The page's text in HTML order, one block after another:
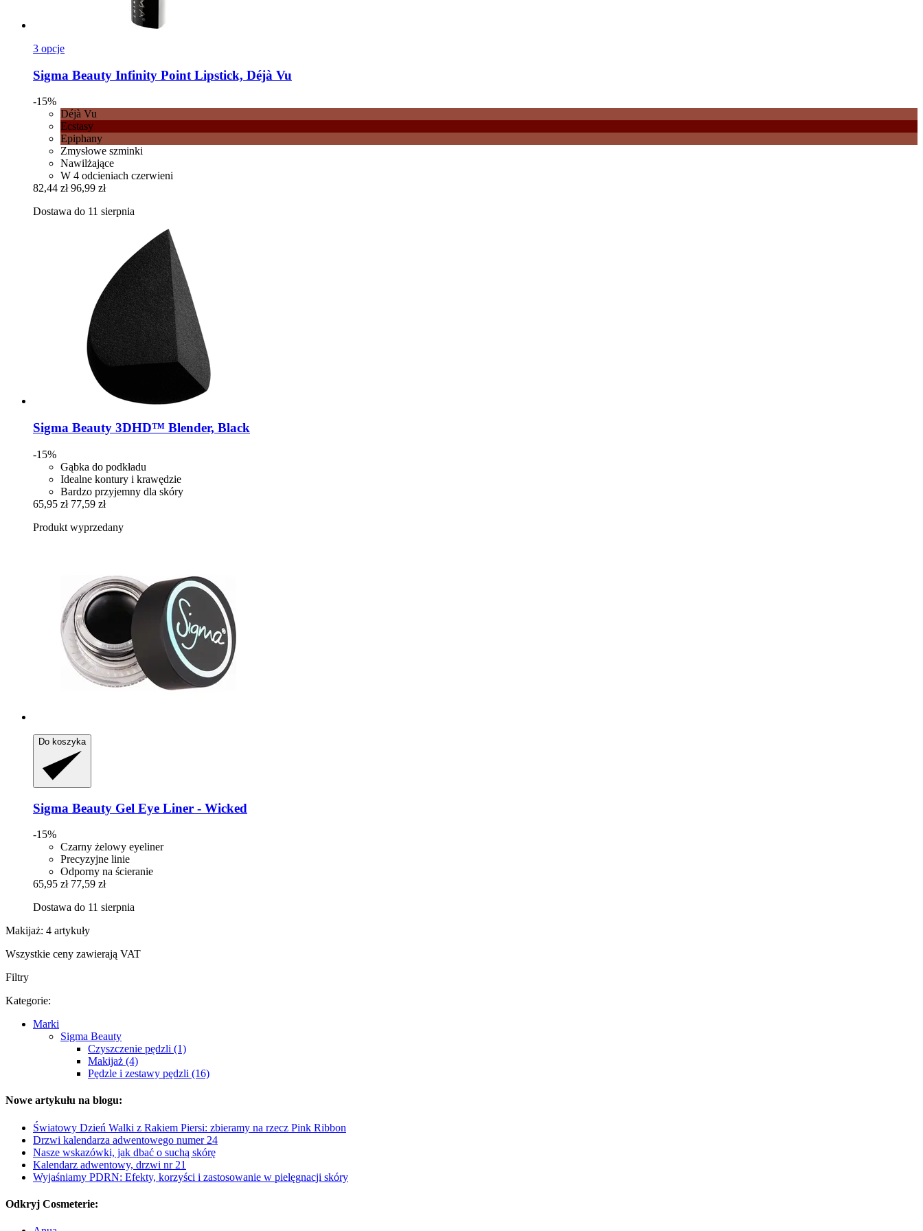
3 opcje
Sigma Beauty Infinity Point Lipstick, Déjà Vu
-15%
Déjà Vu
Ecstasy
Epiphany
Zmysłowe szminki
Nawilżające
W 4 odcieniach czerwieni
82,44 zł 96,99 zł
Dostawa do 11 sierpnia
Sigma Beauty 3DHD™ Blender, Black
-15%
Gąbka do podkładu
Idealne kontury i krawędzie
Bardzo przyjemny dla skóry
65,95 zł 77,59 zł
Produkt wyprzedany
Do koszyka
Sigma Beauty Gel Eye Liner -​ Wicked
-15%
Czarny żelowy eyeliner
Precyzyjne linie
Odporny na ścieranie
65,95 zł 77,59 zł
Dostawa do 11 sierpnia
Makijaż: 4 artykuły
Wszystkie ceny zawierają VAT
Filtry
Kategorie:
Marki
Sigma Beauty
Czyszczenie pędzli (1)
Makijaż (4)
Pędzle i zestawy pędzli (16)
Nowe artykułu na blogu:
Światowy Dzień Walki z Rakiem Piersi: zbieramy na rzecz Pink Ribbon
Drzwi kalendarza adwentowego numer 24
Nasze wskazówki, jak dbać o suchą skórę
Kalendarz adwentowy, drzwi nr 21
Wyjaśniamy PDRN: Efekty, korzyści i zastosowanie w pielęgnacji skóry
Odkryj Cosmeterie: